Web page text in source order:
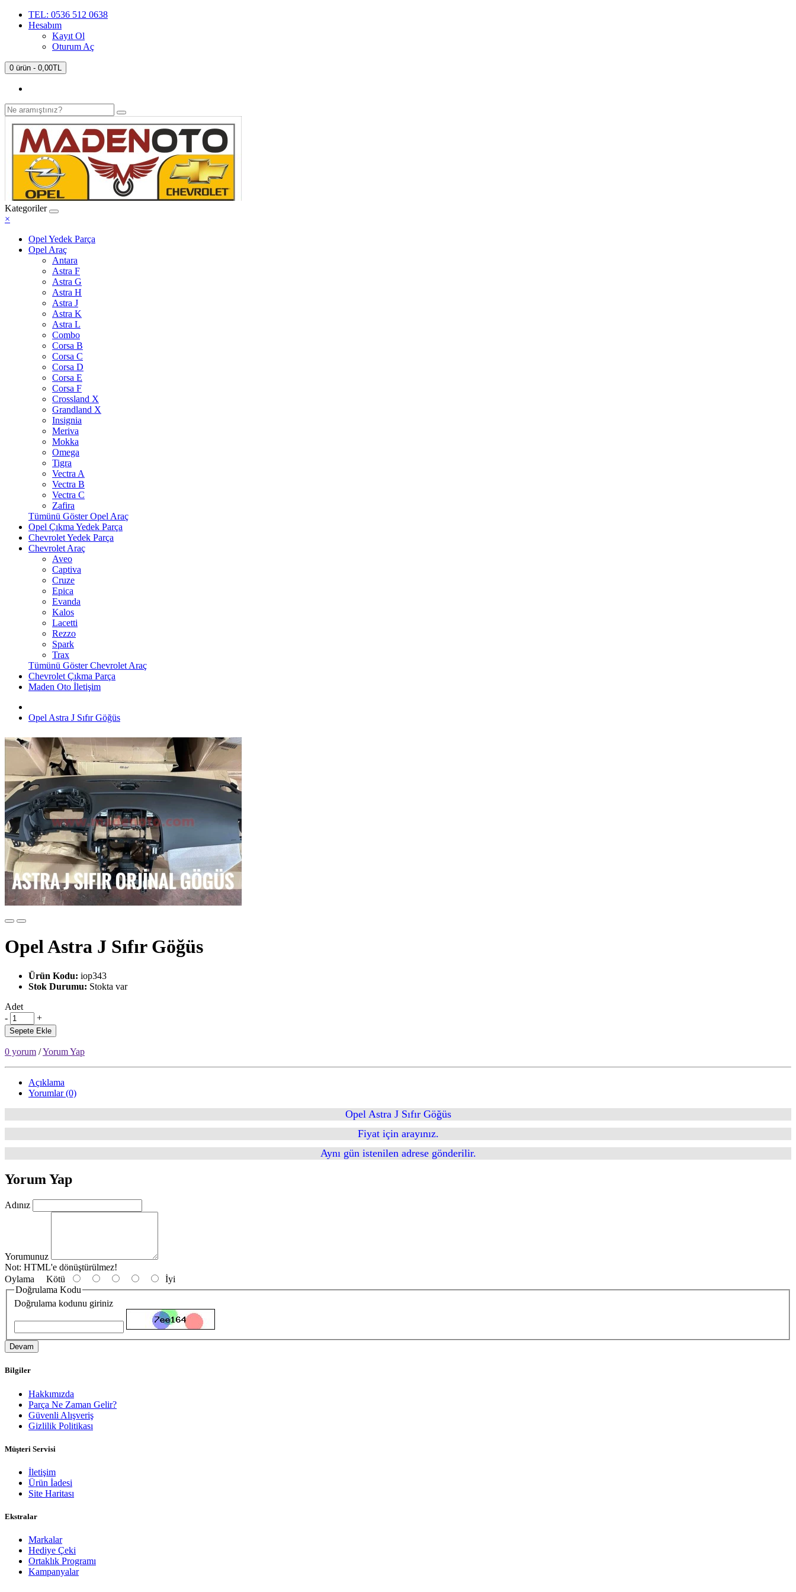
TEL: 0536 512 0638
Hesabım
Kayıt Ol
Oturum Aç
0 ürün - 0,00TL
Kategoriler
×
Opel Yedek Parça
Opel Araç
Antara
Astra F
Astra G
Astra H
Astra J
Astra K
Astra L
Combo
Corsa B
Corsa C
Corsa D
Corsa E
Corsa F
Crossland X
Grandland X
Insignia
Meriva
Mokka
Omega
Tigra
Vectra A
Vectra B
Vectra C
Zafira
Tümünü Göster Opel Araç
Opel Çıkma Yedek Parça
Chevrolet Yedek Parça
Chevrolet Araç
Aveo
Captiva
Cruze
Epica
Evanda
Kalos
Lacetti
Rezzo
Spark
Trax
Tümünü Göster Chevrolet Araç
Chevrolet Çıkma Parça
Maden Oto İletişim
Opel Astra J Sıfır Göğüs
Opel Astra J Sıfır Göğüs
Ürün Kodu: iop343
Stok Durumu: Stokta var
Adet
-
+
Sepete Ekle
0 yorum /Yorum Yap
Açıklama
Yorumlar (0)
Opel Astra J Sıfır Göğüs
Fiyat için arayınız.
Aynı gün istenilen adrese gönderilir.
Yorum Yap
Adınız
Yorumunuz
Not: HTML'e dönüştürülmez!
Oylama Kötü
İyi
Doğrulama Kodu
Doğrulama kodunu giriniz
Devam
Bilgiler
Hakkımızda
Parça Ne Zaman Gelir?
Güvenli Alışveriş
Gizlilik Politikası
Müşteri Servisi
İletişim
Ürün İadesi
Site Haritası
Ekstralar
Markalar
Hediye Çeki
Ortaklık Programı
Kampanyalar